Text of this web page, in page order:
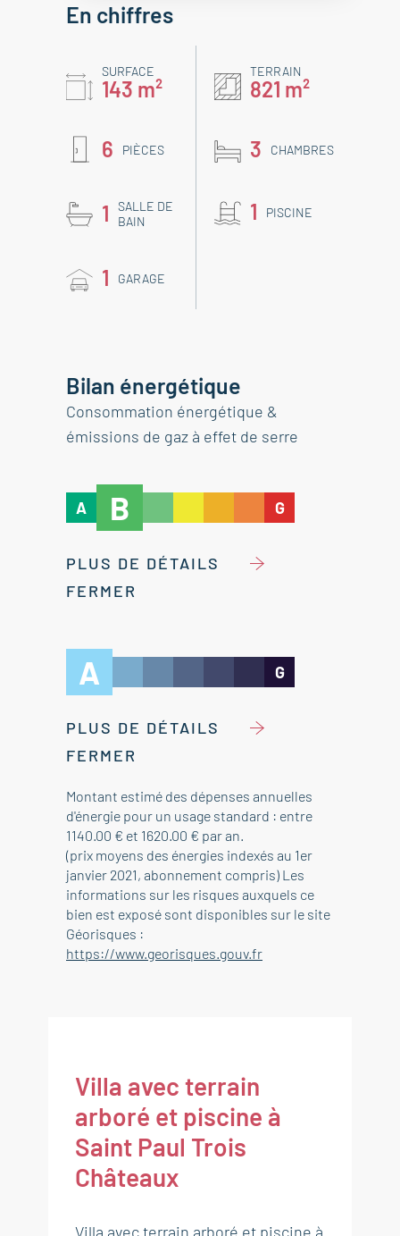
En chiffres
SURFACE
143 m²
TERRAIN
821 m²
6 PIÈCES 3 CHAMBRES
1
SALLE DE
BAIN
1 PISCINE
1 GARAGE
Bilan énergétique
Consommation énergétique &
émissions de gaz à effet de serre
A B G
PLUS DE DÉTAILS
FERMER
A G
PLUS DE DÉTAILS
FERMER
Montant estimé des dépenses annuelles
d'énergie pour un usage standard : entre
1140.00 € et 1620.00 € par an.
(prix moyens des énergies indexés au 1er
janvier 2021, abonnement compris) Les
informations sur les risques auxquels ce
bien est exposé sont disponibles sur le site
Géorisques :
https://www.georisques.gouv.fr
Villa avec terrain
arboré et piscine à
Saint Paul Trois
Châteaux
Villa avec terrain arboré et piscine à